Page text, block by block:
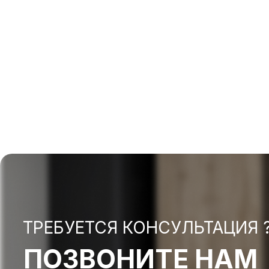
ТРЕБУЕТСЯ КОНСУЛЬТАЦИЯ
ПОЗВОНИТЕ НАМ